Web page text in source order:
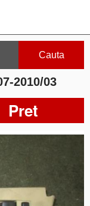
Cauta
2010/03
Pret